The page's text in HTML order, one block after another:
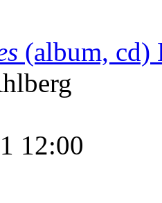
(album, cd)
12:00